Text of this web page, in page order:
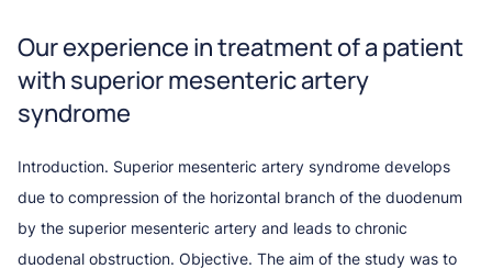
Оur experience in treatment of a patient
with superior mesenteric artery
syndrome
Introduction. Superior mesenteric artery syndrome develops
due to compression of the horizontal branch of the duodenum
by the superior mesenteric artery and leads to chronic
duodenal obstruction. Objective. The aim of the study was to